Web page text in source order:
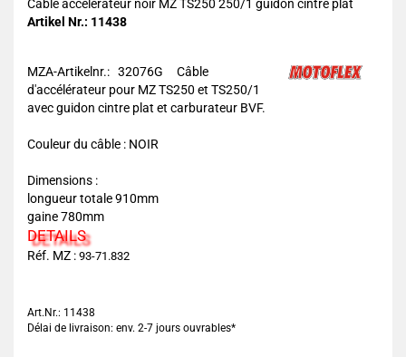
Câble accélérateur noir MZ TS250 250/1 guidon cintre plat
Artikel Nr.: 11438
MZA-Artikelnr.: 32076G
Câble
d'accélérateur pour MZ TS250 et TS250/1
avec guidon cintre plat et carburateur BVF.
Couleur du câble : NOIR
Dimensions :
longueur totale 910mm
gaine 780mm
DETAILS
Réf. MZ : 93-71.832
Art.Nr.: 11438
Délai de livraison: env. 2-7 jours ouvrables*